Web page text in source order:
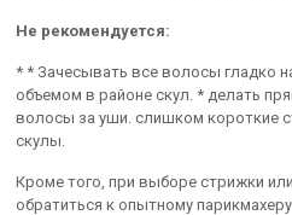
Не рекомендуется:
* * Зачесывать все волосы гладко
объемом в районе скул. * делать
волосы за уши. слишком короткие
скулы.
Кроме того, при выборе стрижки
обратиться к опытному